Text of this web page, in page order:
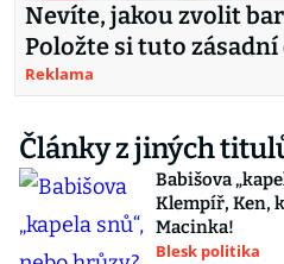
Nevíte, jakou zvolit
Položte si tuto
Reklama
Články z jiných
Babišova
Klempíř, Ken,
Macinka!
Blesk politika